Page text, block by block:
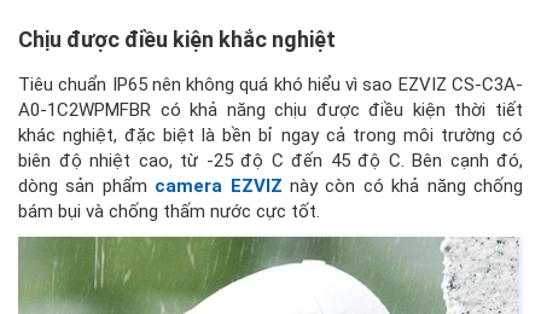
Chịu được điều kiện khắc nghiệt
Tiêu chuẩn IP65 nên không quá khó hiểu vì sao EZVIZ CS-C3A-
A0-1C2WPMFBR có khả năng chịu được điều kiện thời tiết
khác nghiệt, đặc biệt là bền bỉ ngay cả trong môi trường có
biên độ nhiệt cao, từ -25 độ C đến 45 độ C. Bên cạnh đó,
dòng sản phẩm camera EZVIZ này còn có khả năng chống
bám bụi và chống thấm nước cực tốt.